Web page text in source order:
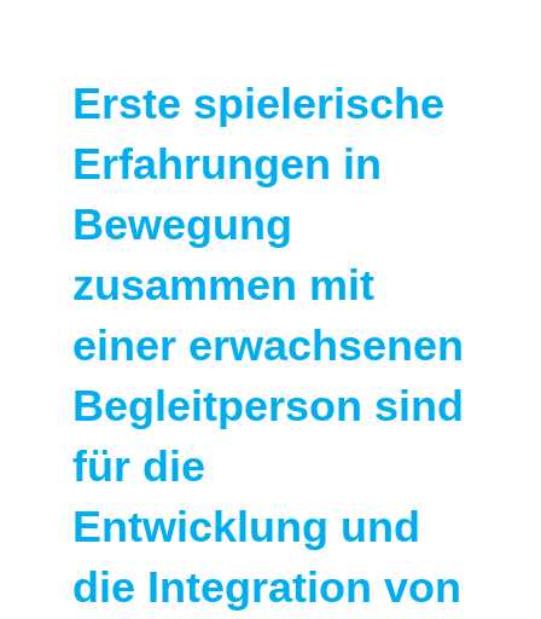
Erste spielerische
Erfahrungen in
Bewegung
zusammen mit
einer erwachsenen
Begleitperson sind
für die
Entwicklung und
die Integration von